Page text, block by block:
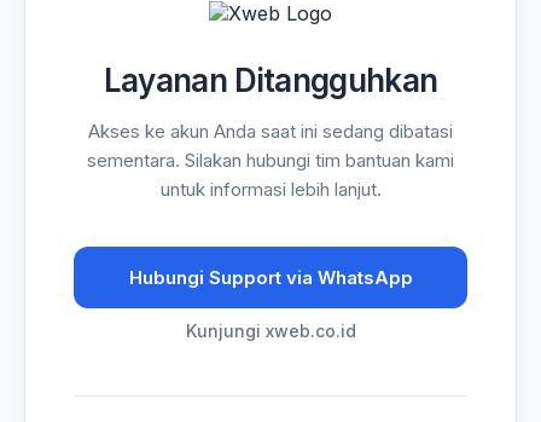
Layanan Ditangguhkan
Akses ke akun Anda saat ini sedang dibatasi
sementara. Silakan hubungi tim bantuan kami
untuk informasi lebih lanjut.
Hubungi Support via WhatsApp
Kunjungi xweb.co.id